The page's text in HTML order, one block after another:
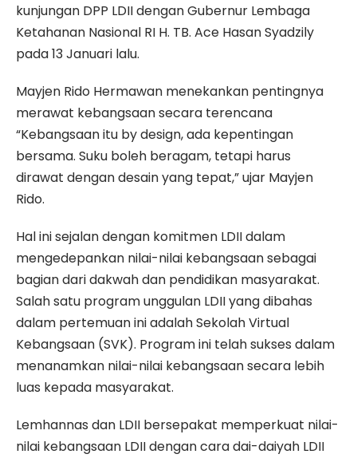
kunjungan DPP LDII dengan Gubernur Lembaga
Ketahanan Nasional RI H. TB. Ace Hasan Syadzily
pada 13 Januari lalu.
Mayjen Rido Hermawan menekankan pentingnya
merawat kebangsaan secara terencana
“Kebangsaan itu by design, ada kepentingan
bersama. Suku boleh beragam, tetapi harus
dirawat dengan desain yang tepat,” ujar Mayjen
Rido.
Hal ini sejalan dengan komitmen LDII dalam
mengedepankan nilai-nilai kebangsaan sebagai
bagian dari dakwah dan pendidikan masyarakat.
Salah satu program unggulan LDII yang dibahas
dalam pertemuan ini adalah Sekolah Virtual
Kebangsaan (SVK). Program ini telah sukses dalam
menanamkan nilai-nilai kebangsaan secara lebih
luas kepada masyarakat.
Lemhannas dan LDII bersepakat memperkuat nilai-
nilai kebangsaan LDII dengan cara dai-daiyah LDII